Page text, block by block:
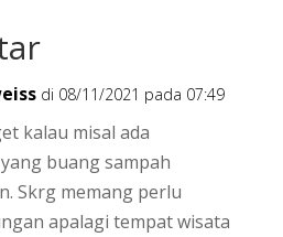
di 08/11/2021 pada 07:49
kalau misal ada
buang sampah
Skrg memang perlu
apalagi tempat wisata